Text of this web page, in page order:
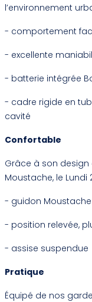
l’environnement
- comportement
- excellente
- batterie intégrée
- cadre rigide en
cavité
Confortable
Grâce à son
Moustache, le Lundi
- guidon
- position relevée,
- assise suspendue
Pratique
Équipé de nos